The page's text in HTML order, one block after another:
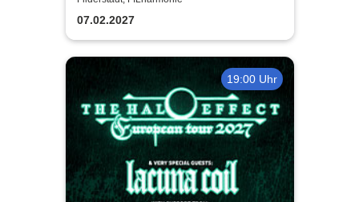
Kuipers
07.02.2027
19:00 Uhr